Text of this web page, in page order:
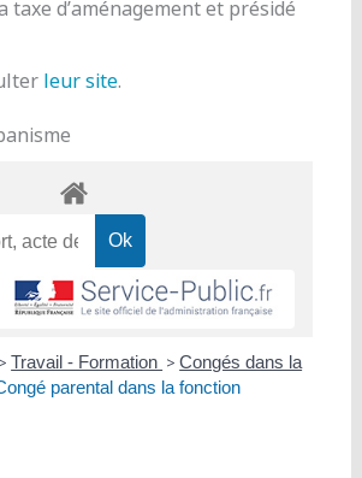
d’aménagement et présidé
leur site.
> Travail - Formation > Congés dans la
parental dans la fonction